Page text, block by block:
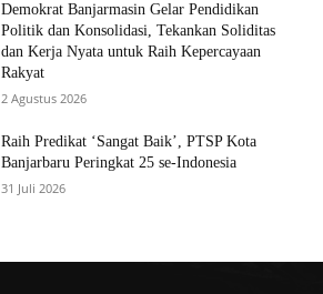
Demokrat Banjarmasin Gelar Pendidikan
Politik dan Konsolidasi, Tekankan Soliditas
dan Kerja Nyata untuk Raih Kepercayaan
Rakyat
2 Agustus 2026
Raih Predikat ‘Sangat Baik’, PTSP Kota
Banjarbaru Peringkat 25 se-Indonesia
31 Juli 2026